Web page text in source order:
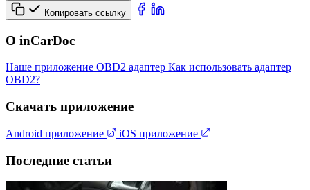
Копировать ссылку
О inCarDoc
Наше приложение OBD2 адаптер Как использовать адаптер
OBD2?
Скачать приложение
Android приложение iOS приложение
Последние статьи